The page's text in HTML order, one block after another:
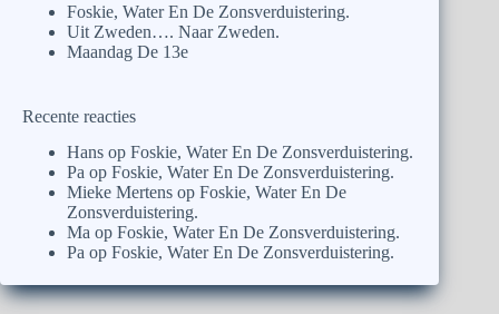
Foskie, Water En De Zonsverduistering.
Uit Zweden…. Naar Zweden.
Maandag De 13e
Recente reacties
Hans op Foskie, Water En De Zonsverduistering.
Pa op Foskie, Water En De Zonsverduistering.
Mieke Mertens op Foskie, Water En De
Zonsverduistering.
Ma op Foskie, Water En De Zonsverduistering.
Pa op Foskie, Water En De Zonsverduistering.